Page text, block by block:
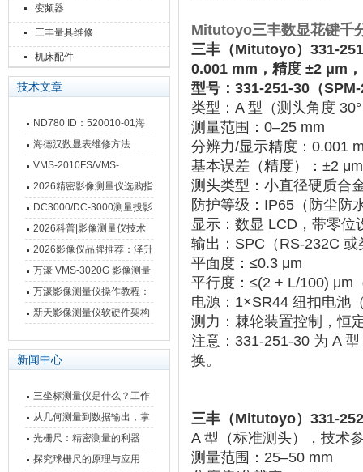
变频器
三丰量具维修
机床配件
技术文章
ND780 ID：520010-01海
德汉数显表故障维修内容
海德汉数显表维修方法
VMS-2010FS/VMS-
3020FS/VMS-4030FS手动
影像测量仪技术参数
2026精密影像测量仪选购指
南 靠谱品牌一站式选型推荐
DC3000/DC-3000测量投影
仪万濠数据处理器数显表故
障维修方法
2026科普|影像测量仪技术
原理、分类及选型应用
2026影像仪品牌推荐：泽升
影像测量仪选型指南
万濠 VMS-3020G 影像测量
仪技术规格与应用解析
万濠影像测量仪操作教程：
从开机到出报告，新手也能
新天影像测量仪软硬件架构
新闻中心
三坐标测量仪是什么？工作
原理、分类与核心功能一次
讲清
从几何测量到数据输出，掌
握万濠影像测量仪的六大核
心能力
光栅尺：精密测量的利器
探究球栅尺的原理与应用
Mitutoyo三丰数显花键千
三丰（Mitutoyo）331-
0.001 mm，精度 ±2 μm
型号 ：331-251-30（
类型 ：A 型（测头角度
测量范围 ‌：0–25 mm
分辨力/显示精度 ：0.001
基本误差（精度）
‌：‌ ±2 μm
测头类型 ：小直径硬质合
防护等级 ‌：‌ IP65 （防尘防
显示 ：数显 LCD，带零
输出 ：SPC（RS-232C
平面度 ‌：≤0.3 μm
平行度 ：≤(2 + L/100) μm
电源 ：1×SR44 纽扣电池
测力 ：棘轮装置控制，恒
注意：331-251-30 为 ‌ A 型
换。
三丰（Mitutoyo）331-
A 型（标准测头），技术
测量范围 ‌：25–50 mm